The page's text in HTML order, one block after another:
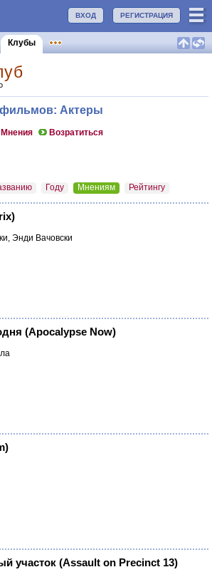
РЕГИСТРАЦИЯ
ВХОД
Клубы
фильмов: Актеры
Мнения Возратиться
Году Мнениям Рейтингу
Энди Вачовски
(Apocalypse Now)
участок (Assault on Precinct 13)